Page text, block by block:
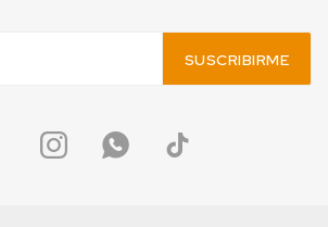
SUSCRIBIRME
  